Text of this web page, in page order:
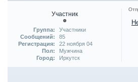
Участник
Группа:
Участники
Сообщений:
85
Регистрация:
22 ноября 04
Пол:
Мужчина
Город:
Иркутск